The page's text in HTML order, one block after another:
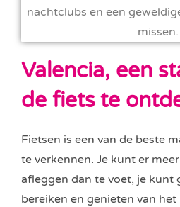
nachtclubs en een
missen.
Valencia, een
de fiets te
Fietsen is een van de beste
te verkennen. Je kunt er
afleggen dan te voet, je kunt
bereiken en genieten van